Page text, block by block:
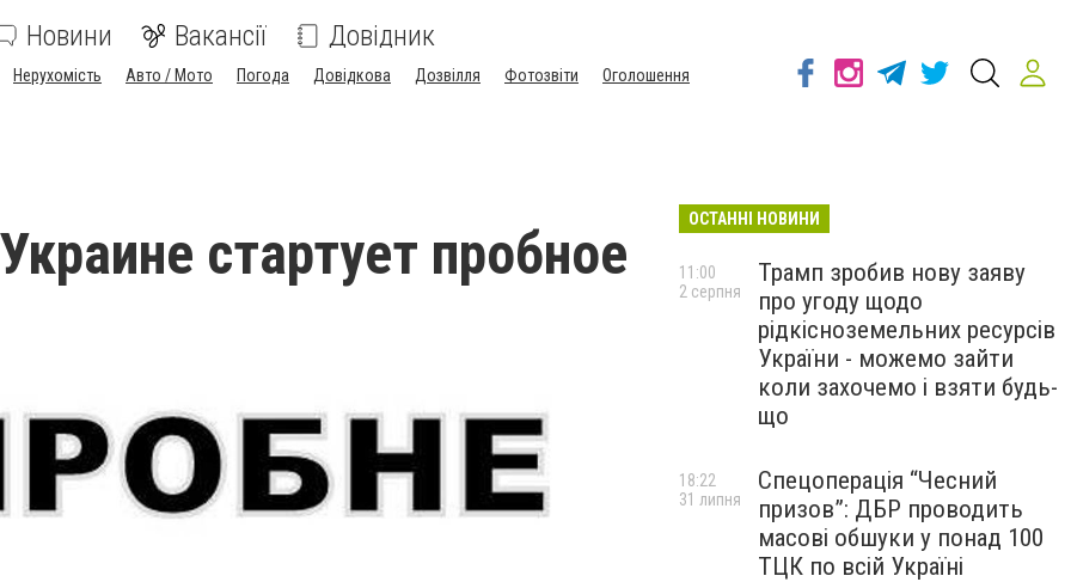
Новини Вакансії Довідник
Нерухомість Авто / Мото Погода Довідкова Дозвілля Фотозвіти
Оголошення
стартует пробное
ОСТАННІ НОВИНИ
Трамп зробив нову заяву
про угоду щодо
рідкісноземельних ресурсів
України - можемо зайти
коли захочемо і взяти будь-
що
11:00
2 серпня
Спецоперація “Чесний
призов”: ДБР проводить
масові обшуки у понад 100
ТЦК по всій Україні
18:22
31 липня